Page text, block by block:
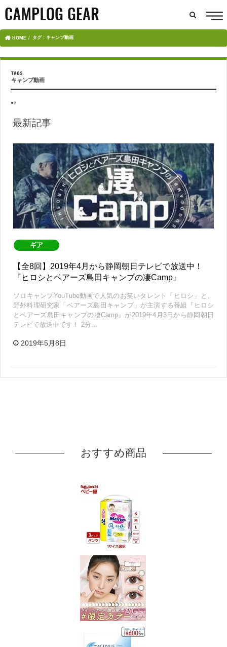
HOME タグ : キャンプ動画
キャンプ動画
●×
最新記事
ギア
【全8回】2019年4月から静岡朝日テレビで放送中！
『ヒロシとベアーズ島田キャンプの凄Camp』
ソロキャンプYouTube動画で人気のお笑いタレント「ヒロシ」と、
野外料理研究家「ベアーズ島田キャンプ」が主演する番組『ヒロシ
とベアーズ島田キャンプの凄Camp』が2019年4月3日から静岡朝日
テレビで放送中です！ 2分…
2019年5月8日
おすすめ商品